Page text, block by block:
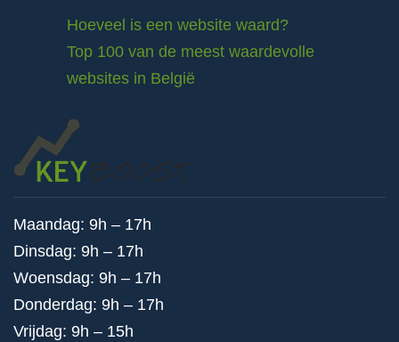
Hoeveel is een website waard?
Top 100 van de meest waardevolle
websites in België
Maandag: 9h – 17h
Dinsdag: 9h – 17h
Woensdag: 9h – 17h
Donderdag: 9h – 17h
Vrijdag: 9h – 15h